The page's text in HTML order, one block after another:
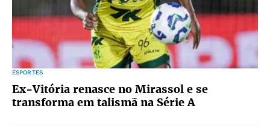
ESPORTES
Ex-Vitória renasce no Mirassol e se
transforma em talismã na Série A